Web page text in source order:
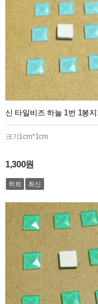
신 타일비즈 하늘 1번 1봉지
크기1cm*1cm
1,300원
히트 최신